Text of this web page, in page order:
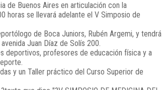
de Buenos Aires en articulación con la
horas se llevará adelante el V Simposio de
de Boca Juniors, Rubén Argemi, y tendrá
Juan Díaz de Solís 200.
deportivos, profesores de educación física y a
y un Taller práctico del Curso Superior de